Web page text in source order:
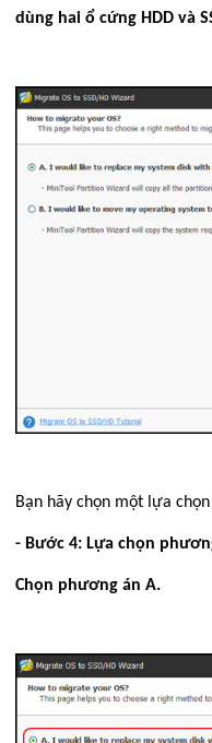
dùng hai ổ cứng HDD và
Bạn hãy chọn một lựa
- Bước 4: Lựa chọn
Chọn phương án A.